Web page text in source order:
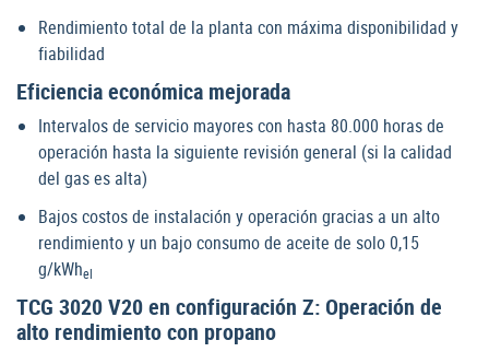
Rendimiento total de la planta con máxima disponibilidad y
fiabilidad
Eficiencia económica mejorada
Intervalos de servicio mayores con hasta 80.000 horas de
operación hasta la siguiente revisión general (si la calidad
del gas es alta)
Bajos costos de instalación y operación gracias a un alto
rendimiento y un bajo consumo de aceite de solo 0,15
g/kWhel
TCG 3020 V20 en configuración Z: Operación de
alto rendimiento con propano